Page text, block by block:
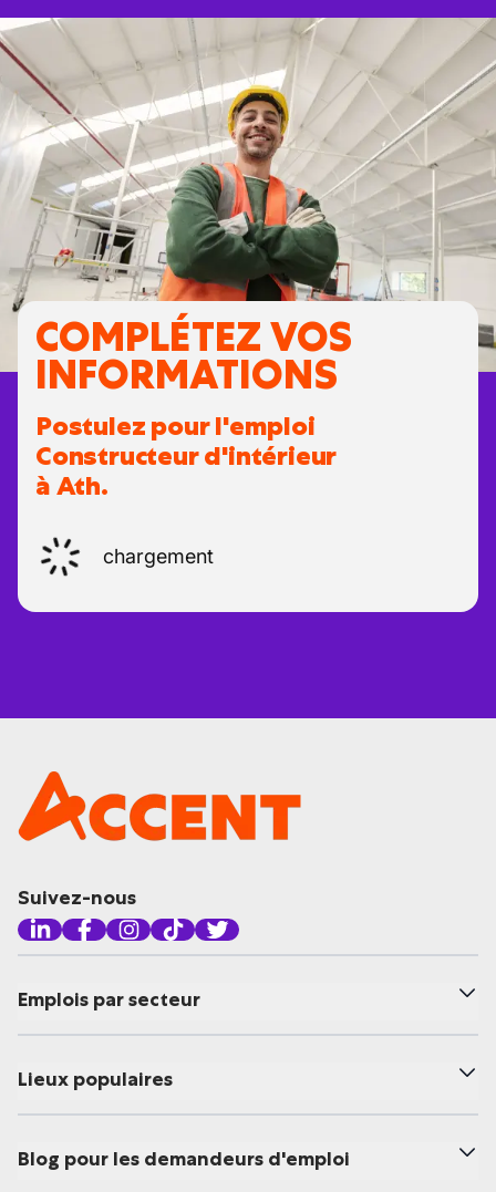
COMPLÉTEZ VOS
INFORMATIONS
Postulez pour l'emploi
Constructeur d'intérieur
à Ath.
chargement
Suivez-nous
Emplois par secteur
Lieux populaires
Blog pour les demandeurs d'emploi